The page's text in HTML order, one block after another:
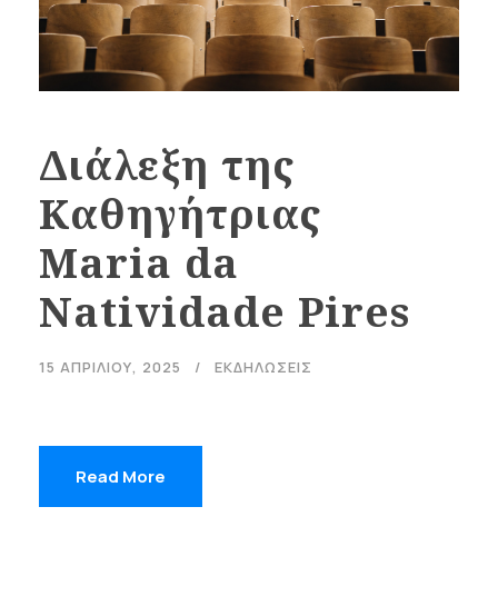
Διάλεξη της
Καθηγήτριας
Maria da
Natividade Pires
15 ΑΠΡΙΛΊΟΥ, 2025 ΕΚΔΗΛΩΣΕΙΣ
Read More